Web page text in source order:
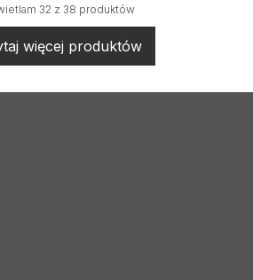
zł
do
zł
32 z 38 produktów
więcej produktów